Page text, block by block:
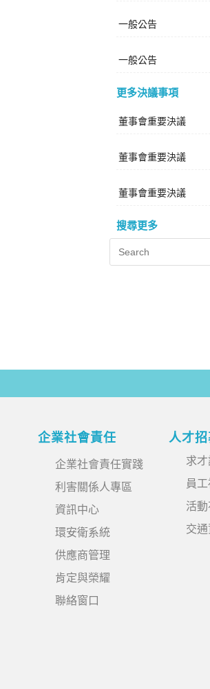
一般公告
一般公告
更多決議事項
董事會重要決議
董事會重要決議
董事會重要決議
搜尋更多
企業社會責任
企業社會責任實踐
利害關係人專區
資訊中心
環安衛系統
供應商管理
肯定與榮耀
聯絡窗口
人才
求
員工
活
交